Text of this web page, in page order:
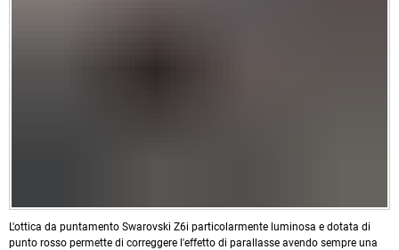
L'ottica da puntamento Swarovski Z6i particolarmente luminosa e dotata di
punto rosso permette di correggere l'effetto di parallasse avendo sempre una